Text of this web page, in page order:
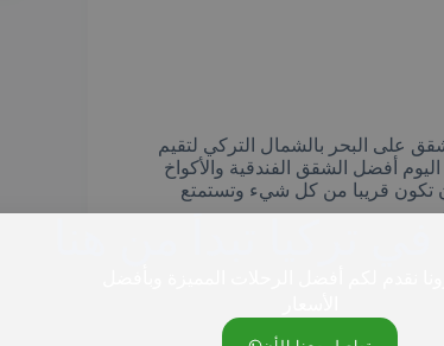
على البحر بالشمال التركي لتقيم
أفضل الشقق الفندقية والأكواخ
لك أن تكون قريبا من كل شيء وتستمتع